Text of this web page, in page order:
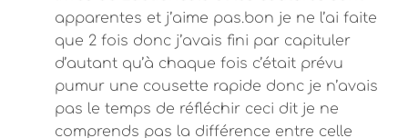
apparentes et j’aime pas.bon je ne l’ai faite
que 2 fois donc j’avais fini par capituler
d’autant qu’à chaque fois c’était prévu
pumur une cousette rapide donc je n’avais
pas le temps de réfléchir ceci dit je ne
comprends pas la différence entre celle